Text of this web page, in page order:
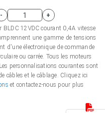
-
+
12VDC courant 0,4A vitesse
une gamme de tensions
d'une électronique de commande
ou carrée. Tous les moteurs
personnalisations courantes sont
câbles et le câblage. Cliquez ici
et contactez-nous pour plus